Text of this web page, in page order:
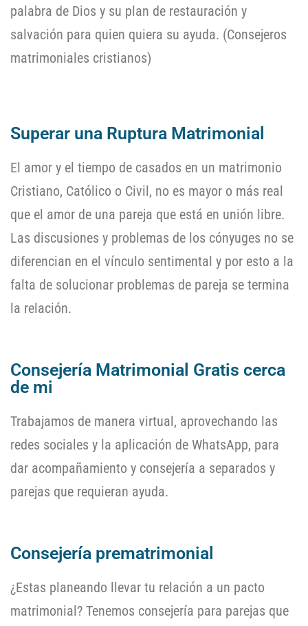
palabra de Dios y su plan de restauración y
salvación para quien quiera su ayuda. (Consejeros
matrimoniales cristianos)
Superar una Ruptura Matrimonial
El amor y el tiempo de casados en un matrimonio
Cristiano, Católico o Civil, no es mayor o más real
que el amor de una pareja que está en unión libre.
Las discusiones y problemas de los cónyuges no se
diferencian en el vínculo sentimental y por esto a la
falta de solucionar problemas de pareja se termina
la relación.
Consejería Matrimonial Gratis cerca
de mi
Trabajamos de manera virtual, aprovechando las
redes sociales y la aplicación de WhatsApp, para
dar acompañamiento y consejería a separados y
parejas que requieran ayuda.
Consejería prematrimonial
¿Estas planeando llevar tu relación a un pacto
matrimonial? Tenemos consejería para parejas que